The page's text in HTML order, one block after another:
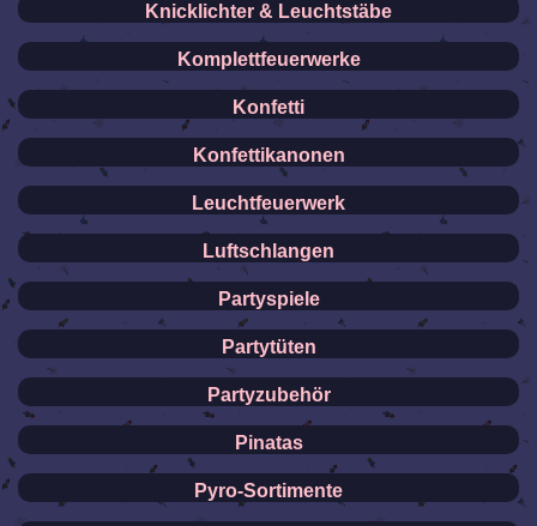
Knicklichter & Leuchtstäbe
Komplettfeuerwerke
Konfetti
Konfettikanonen
Leuchtfeuerwerk
Luftschlangen
Partyspiele
Partytüten
Partyzubehör
Pinatas
Pyro-Sortimente